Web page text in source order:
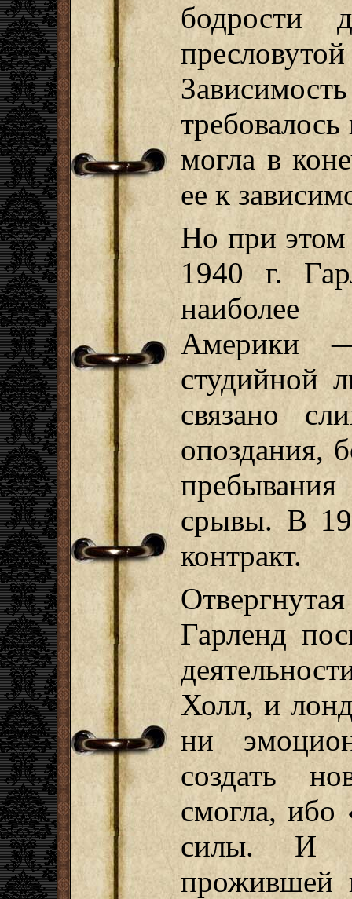
могла в
ее к
Но при
1940 г.
наиболее
Америки
студийной
связано
опоздания,
срывы. В
контракт.
Гарленд
Холл, и
ни
создать
смогла,
силы. И
прожившей